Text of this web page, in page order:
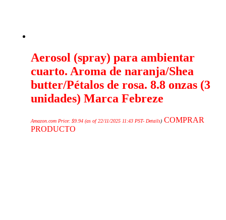
Aerosol (spray) para ambientar
cuarto. Aroma de naranja/Shea
butter/Pétalos de rosa. 8.8 onzas (3
unidades) Marca Febreze
Amazon.com Price:$9.94 (as of 22/11/2025 11:43 PST- Details) COMPRAR
PRODUCTO